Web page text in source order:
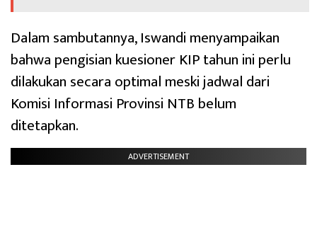
Dalam sambutannya, Iswandi menyampaikan
bahwa pengisian kuesioner KIP tahun ini perlu
dilakukan secara optimal meski jadwal dari
Komisi Informasi Provinsi NTB belum
ditetapkan.
ADVERTISEMENT